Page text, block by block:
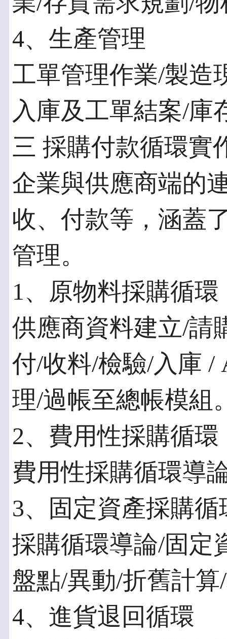
4、生產管理
工單管理作業/製造
入庫及工單結案/庫
三 採購付款循環實
企業與供應商端的
收、付款等，涵蓋
管理。
1、原物料採購循環
供應商資料建立/請
付/收料/檢驗/入庫 /
理/過帳至總帳模組
2、費用性採購循環
費用性採購循環導
3、固定資產採購循
採購循環導論/固定
盤點/異動/折舊計
4、進貨退回循環